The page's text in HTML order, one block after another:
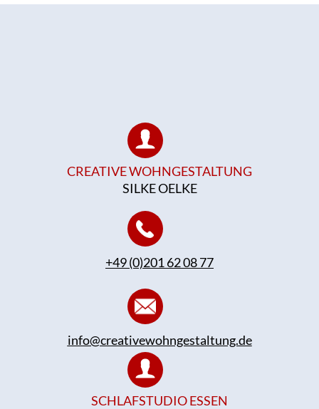
CREATIVE WOHNGESTALTUNG
SILKE OELKE
+49 (0)201 62 08 77
info@creativewohngestaltung.de
SCHLAFSTUDIO ESSEN